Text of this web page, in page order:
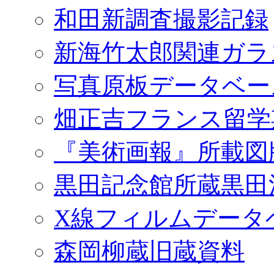
和田新調査撮影記録
新海竹太郎関連ガ
写真原板データベ
畑正吉フランス留
『美術画報』所載
黒田記念館所蔵黒
X線フィルムデータ
森岡柳蔵旧蔵資料